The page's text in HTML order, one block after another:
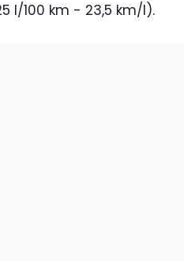
l/100 km - 23,5 km/l).